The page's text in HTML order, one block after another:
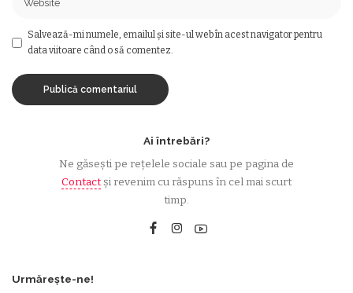
Salvează-mi numele, emailul și site-ul web în acest navigator pentru
data viitoare când o să comentez.
Ai întrebări?
Ne găsești pe rețelele sociale sau pe pagina de
Contactși revenim cu răspuns în cel mai scurt
timp.
Urmărește-ne!